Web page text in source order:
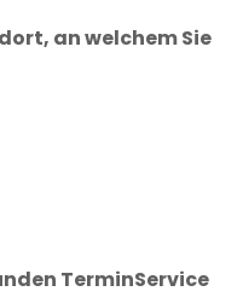
an welchem Sie
TerminService